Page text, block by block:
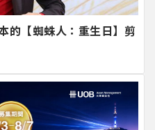
的【蜘蛛人：重生日】剪